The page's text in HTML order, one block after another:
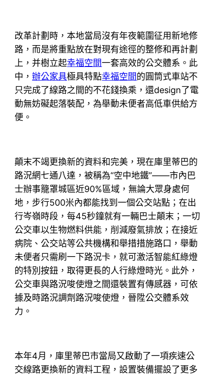
改革計劃時，本地當局沒有年夜範圍征用新地修
路，而是將重點放在對現有途徑的整修和再計劃
上，并樹立起幸福空間一套高效的公交體系。此
中，辦公家具極具特點幸福空間的圓筒式車站不
只完成了線路之間的不花錢換乘，還design了電
動無妨礙起落裝配，為舉動未便者高低車供給方
便。
顛末不竭更換新的資料和完美，現在庫里蒂巴的
路況網七通八達，被稱為“空中地鐵”——市內巴
士辦事籠罩城區近90%區域，無論大眾身處何
地，步行500米內都能找到一個公交站點；在出
行岑嶺時段，每45秒鐘就有一輛巴士顛末；一切
公交車以生物燃料供能，削減廢氣排放；在接近
病院、公交站等公共機構和舉措措施路口，舉動
未便者只需刷一下路況卡，就可激活智能紅綠燈
的特別按鈕，取得更長的人行綠燈時光。此外，
公交車與路況唆使燈之間還裝置有傳感器，可依
據及時路況調劑路況唆使燈，晉陞公交體系效
力。
本年4月，庫里蒂巴市當局又啟動了一項疾速公
交線路更換新的資料工程，設置裝備擺設了更多